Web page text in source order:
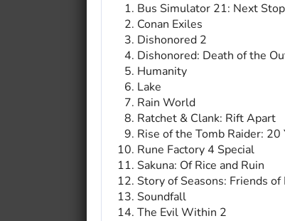
Bus Simulator 21: Next Stop
Conan Exiles
Dishonored 2
Dishonored: Death of the
Humanity
Lake
Rain World
Ratchet & Clank: Rift Apart
Rise of the Tomb Raider: 20
Rune Factory 4 Special
Sakuna: Of Rice and Ruin
Story of Seasons: Friends
Soundfall
The Evil Within 2